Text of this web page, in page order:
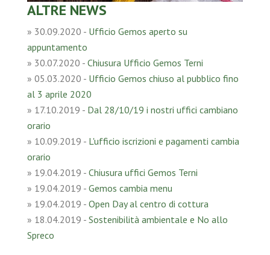
ALTRE NEWS
» 30.09.2020 - Ufficio Gemos aperto su
appuntamento
» 30.07.2020 - Chiusura Ufficio Gemos Terni
» 05.03.2020 - Ufficio Gemos chiuso al pubblico fino
al 3 aprile 2020
» 17.10.2019 - Dal 28/10/19 i nostri uffici cambiano
orario
» 10.09.2019 - L'ufficio iscrizioni e pagamenti cambia
orario
» 19.04.2019 - Chiusura uffici Gemos Terni
» 19.04.2019 - Gemos cambia menu
» 19.04.2019 - Open Day al centro di cottura
» 18.04.2019 - Sostenibilità ambientale e No allo
Spreco